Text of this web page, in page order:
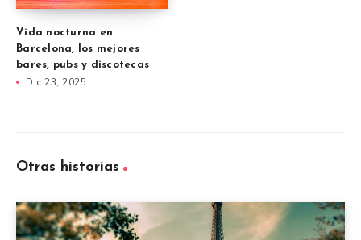
Vida nocturna en
Barcelona, los mejores
bares, pubs y discotecas
Dic 23, 2025
Otras historias